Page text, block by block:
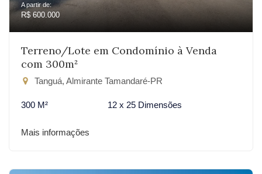
A partir de:
R$ 600.000
Terreno/Lote em Condomínio à Venda
com 300m²
Tanguá, Almirante Tamandaré-PR
300 M² 12 x 25 Dimensões
Mais informações